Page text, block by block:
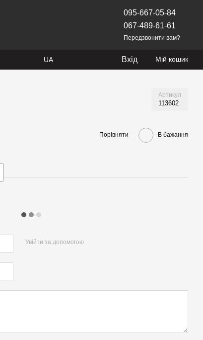
095-667-05-84
067-489-61-61
Передзвонити вам?
UA Вхід Мій кошик
Артикул
113602
Порівняти В бажання
Увійти за допомогою